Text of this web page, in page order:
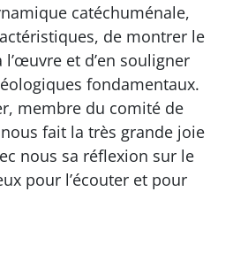
catéchuménale,
de montrer le
et d’en souligner
fondamentaux.
membre du comité de
fait la très grande joie
nous sa réflexion sur le
pour l’écouter et pour